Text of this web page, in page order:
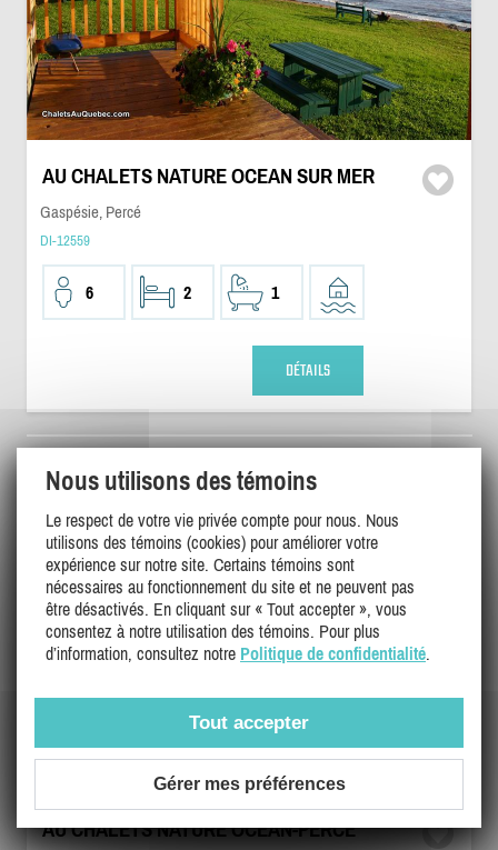
AU CHALETS NATURE OCEAN SUR MER
Gaspésie, Percé
DI-12559
6 2 1
DÉTAILS
AU CHALETS NATURE OCEAN-PERCÉ
Nous utilisons des témoins
Le respect de votre vie privée compte pour nous. Nous
utilisons des témoins (cookies) pour améliorer votre
expérience sur notre site. Certains témoins sont
nécessaires au fonctionnement du site et ne peuvent pas
être désactivés. En cliquant sur « Tout accepter », vous
consentez à notre utilisation des témoins. Pour plus
d’information, consultez notre Politique de confidentialité.
Tout accepter
Gérer mes préférences